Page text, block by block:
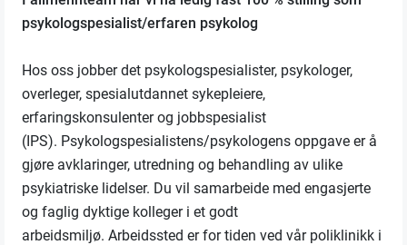
psykologspesialist/erfaren psykolog
Hos oss jobber det psykologspesialister, psykologer,
overleger, spesialutdannet sykepleiere,
erfaringskonsulenter og jobbspesialist
(IPS). Psykologspesialistens/psykologens oppgave er å
gjøre avklaringer, utredning og behandling av ulike
psykiatriske lidelser. Du vil samarbeide med engasjerte
og faglig dyktige kolleger i et godt
arbeidsmiljø. Arbeidssted er for tiden ved vår poliklinikk i